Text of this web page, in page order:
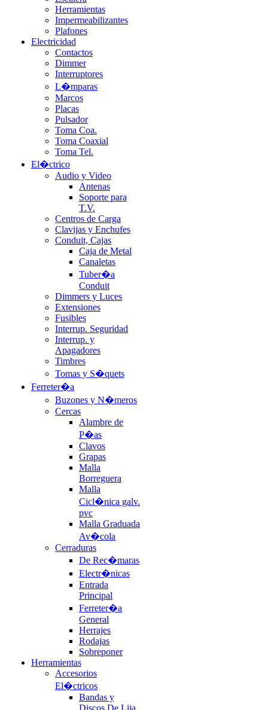
Herramientas
Impermeabilizantes
Plafones
Electricidad
Contactos
Dimmer
Interruptores
L�mparas
Marcos
Placas
Pulsador
Toma Coa.
Toma Coaxial
Toma Tel.
El�ctrico
Audio y Video
Antenas
Soporte para
T.V.
Centros de Carga
Clavijas y Enchufes
Conduit, Cajas
Caja de Metal
Canaletas
Tuber�a
Conduit
Dimmers y Luces
Extensiones
Fusibles
Interrup. Seguridad
Interrup. y
Apagadores
Timbres
Tomas y S�quets
Ferreter�a
Buzones y N�meros
Cercas
Alambre de
P�as
Clavos
Grapas
Malla
Borreguera
Malla
Cicl�nica galv.
pvc
Malla Graduada
Av�cola
Cerraduras
De Rec�maras
Electr�nicas
Entrada
Principal
Ferreter�a
General
Herrajes
Rodajas
Sobreponer
Herramientas
Accesorios
El�ctricos
Bandas y
Discos De Lija